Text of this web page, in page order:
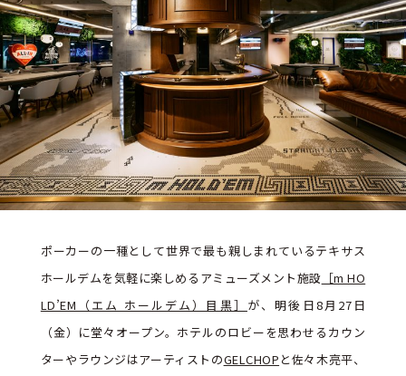
ポーカーの一種として世界で最も親しまれているテキサス
ホールデムを気軽に楽しめるアミューズメント施設 ［m HO
LD’EM（エム ホールデム）目黒］ が、明後日8月27日
（金）に堂々オープン。ホテルのロビーを思わせるカウン
ターやラウンジはアーティストのGELCHOP と佐々木亮平、